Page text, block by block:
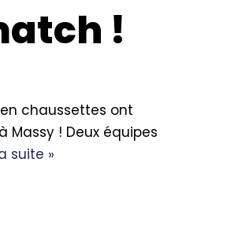
!
chaussettes ont
Massy ! Deux équipes
suite »